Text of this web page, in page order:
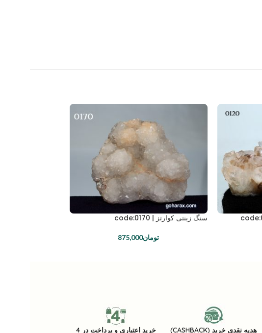
سنگ زینتی کوارتز | code:0170
تومان875,000
هدیه نقدی خرید (CASHBACK) خرید اعتباری و پرداخت در 4